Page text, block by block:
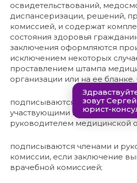
освидетельствований,
диспансеризации, решений,
комиссией, и содержат
состояния здоровья
заключения оформляются
исключением некоторых
проставлением штампа
организации или на ее
подписываются врачами-
участвующими в вынесении
руководителем медицинской
подписываются членами и
комиссии, если заключение
врачебной комиссией;